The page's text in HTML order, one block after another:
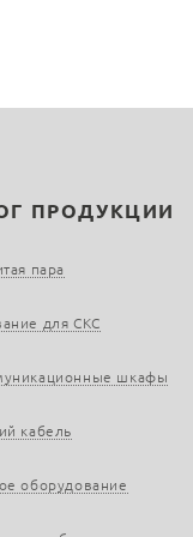
ПРОДУКЦИИ
пара
для СКС
шкафы
кабель
оборудование